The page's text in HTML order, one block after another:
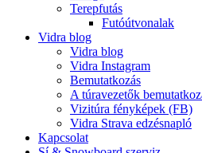
Terepfutás
Futóútvonalak
Vidra blog
Vidra blog
Vidra Instagram
Bemutatkozás
A túravezetők
Vizitúra fényképek (FB)
Vidra Strava edzésnapló
Kapcsolat